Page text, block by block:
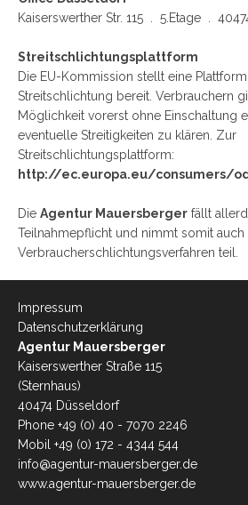
Kaiserswerther Str. 115 . 5.Etage .
Streitschlichtungsplattform
Die EU-Kommission stellt eine
Streitschlichtung bereit. Verbrauchern
Möglichkeit vorerst ohne Einschaltung
eventuelle Streitigkeiten zu klären. Zur
Streitschlichtungsplattform:
http://ec.europa.eu/consumers/
Die Agentur Mauersberger fällt
Teilnahmepflicht und nimmt somit auch
Verbraucherschlichtungsverfahren teil.
Impressum
Datenschutzerklärung
Agentur Mauersberger
Kaiserswerther Straße 115
(Sternhaus)
40474 Düsseldorf
Phone +49 (0) 40 - 7070 2246
Mobil +49 (0) 172 - 4344 544
info@agentur-mauersberger.de
www.agentur-mauersberger.de